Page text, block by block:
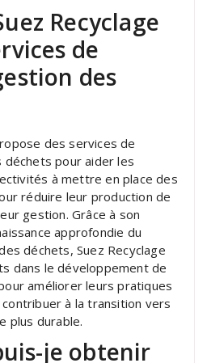
Recyclage
de
des
des services de
déchets pour aider les
à mettre en place des
réduire leur production de
gestion. Grâce à son
approfondie du
déchets, Suez Recyclage
dans le développement de
améliorer leurs pratiques
à la transition vers
plus durable.
je obtenir